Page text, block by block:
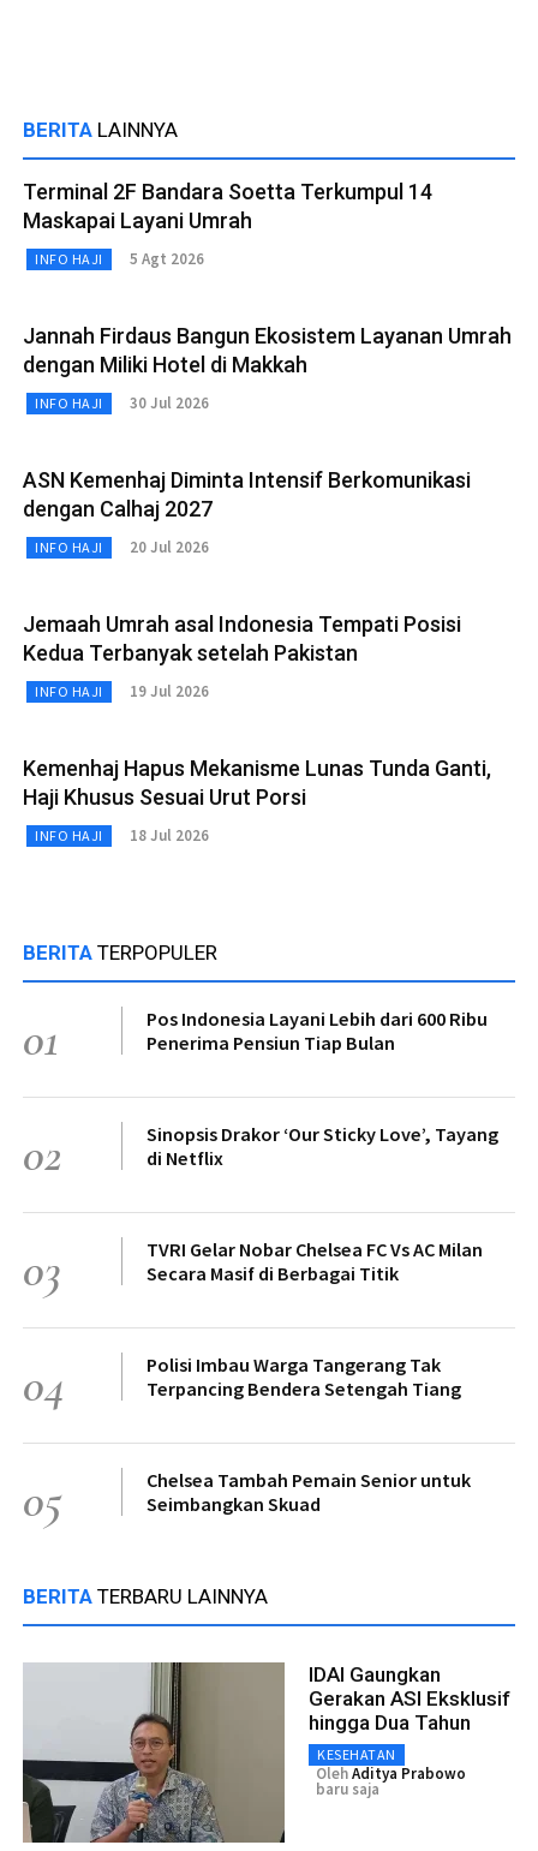
BERITA LAINNYA
Terminal 2F Bandara Soetta Terkumpul 14
Maskapai Layani Umrah
INFO HAJI 5 Agt 2026
Jannah Firdaus Bangun Ekosistem Layanan Umrah
dengan Miliki Hotel di Makkah
INFO HAJI 30 Jul 2026
ASN Kemenhaj Diminta Intensif Berkomunikasi
dengan Calhaj 2027
INFO HAJI 20 Jul 2026
Jemaah Umrah asal Indonesia Tempati Posisi
Kedua Terbanyak setelah Pakistan
INFO HAJI 19 Jul 2026
Kemenhaj Hapus Mekanisme Lunas Tunda Ganti,
Haji Khusus Sesuai Urut Porsi
INFO HAJI 18 Jul 2026
BERITA TERPOPULER
01
Pos Indonesia Layani Lebih dari 600 Ribu
Penerima Pensiun Tiap Bulan
02
Sinopsis Drakor ‘Our Sticky Love’, Tayang
di Netflix
03
TVRI Gelar Nobar Chelsea FC Vs AC Milan
Secara Masif di Berbagai Titik
04
Polisi Imbau Warga Tangerang Tak
Terpancing Bendera Setengah Tiang
05
Chelsea Tambah Pemain Senior untuk
Seimbangkan Skuad
BERITA TERBARU LAINNYA
IDAI Gaungkan
Gerakan ASI Eksklusif
hingga Dua Tahun
KESEHATAN
OlehAditya Prabowo
baru saja